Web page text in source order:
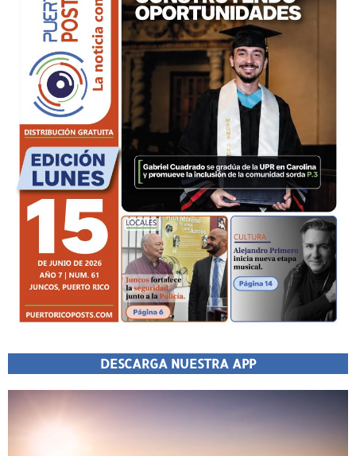
DESCARGA NUESTRA APP